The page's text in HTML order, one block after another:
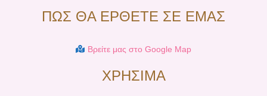
ΠΩΣ ΘΑ ΕΡΘΕΤΕ ΣΕ ΕΜΑΣ
Βρείτε μας στο Google Map
ΧΡΗΣΙΜΑ